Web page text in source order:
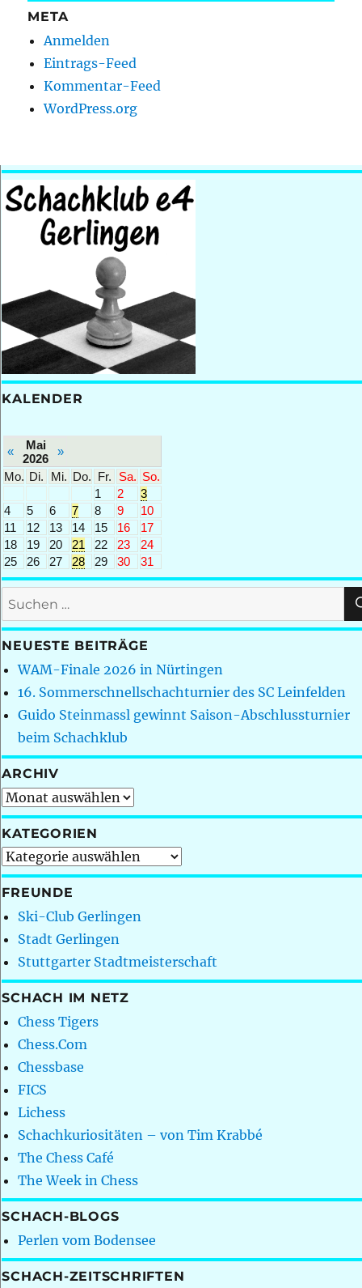
META
Anmelden
Eintrags-Feed
Kommentar-Feed
WordPress.org
KALENDER
«
Mai
2026
»
Mo. Di. Mi. Do. Fr. Sa. So.
1
2
3
4
5 6 7 8 9
10
11
12 13 14 15 16
17
18
19 20 21 22 23
24
25
26 27 28 29 30 31
Suchen
nach:
NEUESTE BEITRÄGE
WAM-Finale 2026 in Nürtingen
16. Sommerschnellschachturnier des SC Leinfelden
Guido Steinmassl gewinnt Saison-Abschlussturnier
beim Schachklub
ARCHIV
Archiv
KATEGORIEN
Kategorien
FREUNDE
Ski-Club Gerlingen
Stadt Gerlingen
Stuttgarter Stadtmeisterschaft
SCHACH IM NETZ
Chess Tigers
Chess.Com
Chessbase
FICS
Lichess
Schachkuriositäten – von Tim Krabbé
The Chess Café
The Week in Chess
SCHACH-BLOGS
Perlen vom Bodensee
SCHACH-ZEITSCHRIFTEN